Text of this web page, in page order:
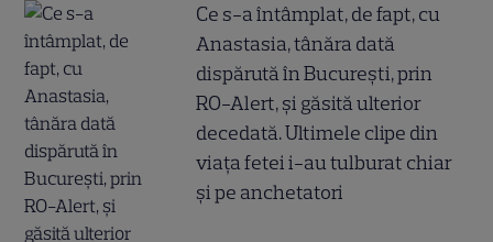
Ce s-a întâmplat, de fapt, cu
Anastasia, tânăra dată
dispărută în București, prin
RO-Alert, și găsită ulterior
decedată. Ultimele clipe din
viața fetei i-au tulburat chiar
și pe anchetatori